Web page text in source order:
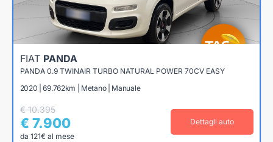
FIAT PANDA
PANDA 0.9 TWINAIR TURBO NATURAL POWER 70CV EASY
2020 | 69.762km | Metano | Manuale
€ 10.395
€ 7.900
da 121€ al mese
Dettagli auto